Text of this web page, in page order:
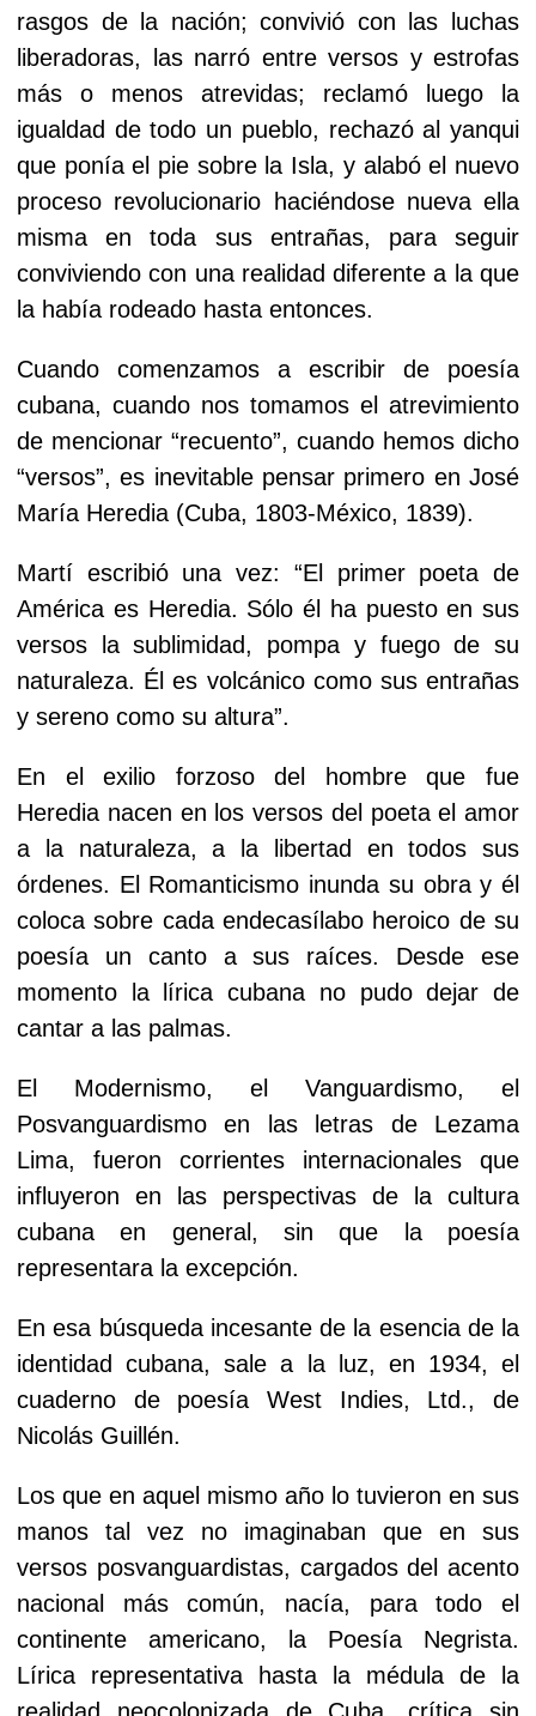
rasgos de la nación; convivió con las luchas
liberadoras, las narró entre versos y estrofas
más o menos atrevidas; reclamó luego la
igualdad de todo un pueblo, rechazó al yanqui
que ponía el pie sobre la Isla, y alabó el nuevo
proceso revolucionario haciéndose nueva ella
misma en toda sus entrañas, para seguir
conviviendo con una realidad diferente a la que
la había rodeado hasta entonces.
Cuando comenzamos a escribir de poesía
cubana, cuando nos tomamos el atrevimiento
de mencionar “recuento”, cuando hemos dicho
“versos”, es inevitable pensar primero en José
María Heredia (Cuba, 1803-México, 1839).
Martí escribió una vez: “El primer poeta de
América es Heredia. Sólo él ha puesto en sus
versos la sublimidad, pompa y fuego de su
naturaleza. Él es volcánico como sus entrañas
y sereno como su altura”.
En el exilio forzoso del hombre que fue
Heredia nacen en los versos del poeta el amor
a la naturaleza, a la libertad en todos sus
órdenes. El Romanticismo inunda su obra y él
coloca sobre cada endecasílabo heroico de su
poesía un canto a sus raíces. Desde ese
momento la lírica cubana no pudo dejar de
cantar a las palmas.
El Modernismo, el Vanguardismo, el
Posvanguardismo en las letras de Lezama
Lima, fueron corrientes internacionales que
influyeron en las perspectivas de la cultura
cubana en general, sin que la poesía
representara la excepción.
En esa búsqueda incesante de la esencia de la
identidad cubana, sale a la luz, en 1934, el
cuaderno de poesía West Indies, Ltd., de
Nicolás Guillén.
Los que en aquel mismo año lo tuvieron en sus
manos tal vez no imaginaban que en sus
versos posvanguardistas, cargados del acento
nacional más común, nacía, para todo el
continente americano, la Poesía Negrista.
Lírica representativa hasta la médula de la